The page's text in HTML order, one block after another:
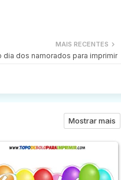
MAIS RECENTES
dos namorados para imprimir
Mostrar mais